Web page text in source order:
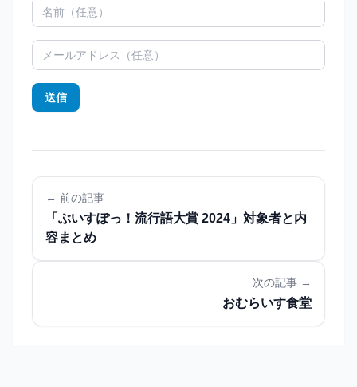
送信
← 前の記事
「ぶいすぽっ！流行語大賞 2024」対象者と内
容まとめ
次の記事 →
おむらいす食堂